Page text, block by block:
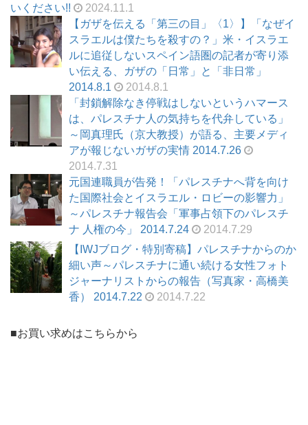
いください!!
2024.11.1
【ガザを伝える「第三の目」〈1〉】「なぜイ
スラエルは僕たちを殺すの？」米・イスラエ
ルに追従しないスペイン語圏の記者が寄り添
い伝える、ガザの「日常」と「非日常」
2014.8.1
2014.8.1
「封鎖解除なき停戦はしないというハマース
は、パレスチナ人の気持ちを代弁している」
～岡真理氏（京大教授）が語る、主要メディ
アが報じないガザの実情 2014.7.26
2014.7.31
元国連職員が告発！「パレスチナへ背を向け
た国際社会とイスラエル・ロビーの影響力」
～パレスチナ報告会「軍事占領下のパレスチ
ナ 人権の今」 2014.7.24
2014.7.29
【IWJブログ・特別寄稿】パレスチナからのか
細い声～パレスチナに通い続ける女性フォト
ジャーナリストからの報告（写真家・高橋美
香） 2014.7.22
2014.7.22
■お買い求めはこちらから